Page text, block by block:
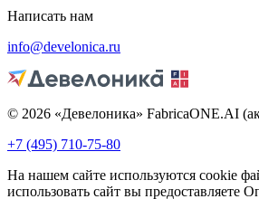
Написать нам
info@develonica.ru
© 2026 «Девелоника» FabricaONE.AI
+7 (495) 710-75-80
На нашем сайте используются cookie
использовать сайт вы предоставляете